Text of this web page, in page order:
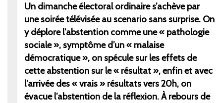
Un dimanche électoral ordinaire s’achève par
une soirée télévisée au scenario sans surprise. On
y déplore l’abstention comme une « pathologie
sociale », symptôme d’un « malaise
démocratique », on spécule sur les effets de
cette abstention sur le « résultat », enfin et avec
l’arrivée des « vrais » résultats vers 20h, on
évacue l’abstention de la réflexion. À rebours de